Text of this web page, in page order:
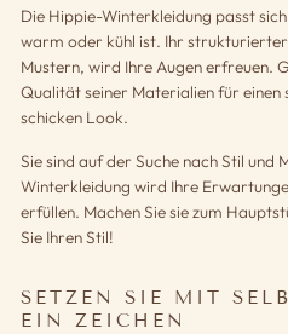
Die Hippie-Winterkleidung passt
warm oder kühl ist. Ihr
Mustern, wird Ihre Augen erfreuen.
Qualität seiner Materialien für einen
schicken Look.
Sie sind auf der Suche nach Stil
Winterkleidung wird Ihre
erfüllen. Machen Sie sie zum
Sie Ihren Stil!
SETZEN SIE MIT
EIN ZEICHEN